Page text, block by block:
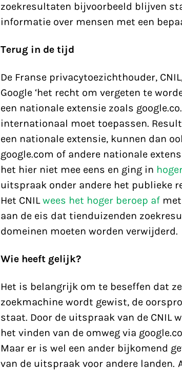
zoekresultaten bijvoorbeeld blijven
informatie over mensen met een
Terug in de tijd
De Franse privacytoezichthouder,
Google ‘het recht om vergeten te
een nationale extensie zoals
internationaal moet toepassen.
een nationale extensie, kunnen dan
google.com of andere nationale
het hier niet mee eens en ging in
uitspraak onder andere het publieke
Het CNILwees het hoger beroep afmet
aan de eis dat tienduizenden
domeinen moeten worden verwijderd.
Wie heeft gelijk?
Het is belangrijk om te beseffen dat
zoekmachine wordt gewist, de
staat. Door de uitspraak van de CNIL
het vinden van de omweg via
Maar er is wel een ander bijkomend
van de uitspraak voor andere landen.